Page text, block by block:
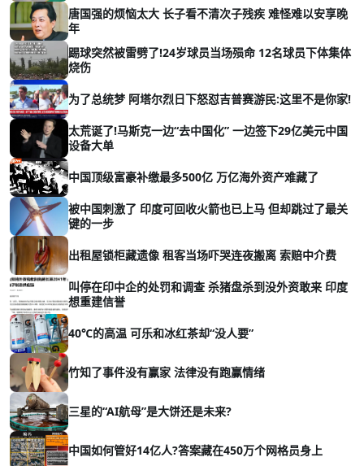
唐国强的烦恼太大 长子看不清次子残疾 难怪难以安享晚
年
踢球突然被雷劈了!24岁球员当场殒命 12名球员下体集体
烧伤
为了总统梦 阿塔尔烈日下怒怼吉普赛游民:这里不是你家!
太荒诞了!马斯克一边“去中国化” 一边签下29亿美元中国
设备大单
中国顶级富豪补缴最多500亿 万亿海外资产难藏了
被中国刺激了 印度可回收火箭也已上马 但却跳过了最关
键的一步
出租屋锁柜藏遗像 租客当场吓哭连夜搬离 索赔中介费
叫停在印中企的处罚和调查 杀猪盘杀到没外资敢来 印度
想重建信誉
40℃的高温 可乐和冰红茶却“没人要”
竹知了事件没有赢家 法律没有跑赢情绪
三星的“AI航母”是大饼还是未来?
中国如何管好14亿人?答案藏在450万个网格员身上